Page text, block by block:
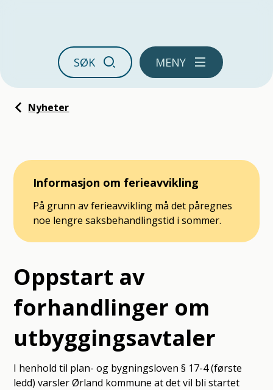
SØK MENY
Du er her:
Nyheter
Informasjon om ferieavvikling
På grunn av ferieavvikling må det påregnes
noe lengre saksbehandlingstid i sommer.
Oppstart av
forhandlinger om
utbyggingsavtaler
I henhold til plan- og bygningsloven § 17-4 (første
ledd) varsler Ørland kommune at det vil bli startet